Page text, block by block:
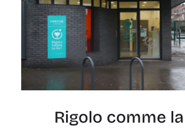
Rigolo comme